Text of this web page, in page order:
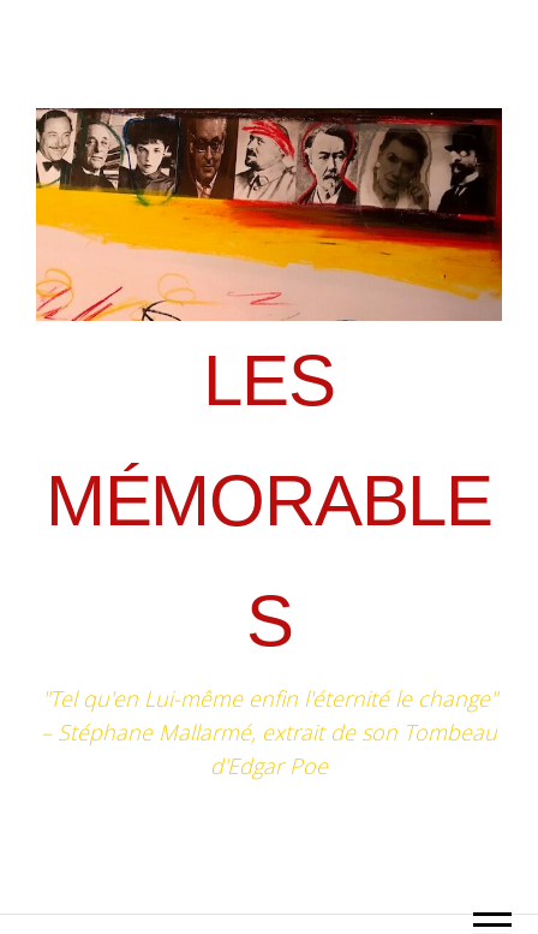
LES
MÉMORABLE
S
"Tel qu'en Lui-même enfin l'éternité le change"
– Stéphane Mallarmé, extrait de son Tombeau
d'Edgar Poe